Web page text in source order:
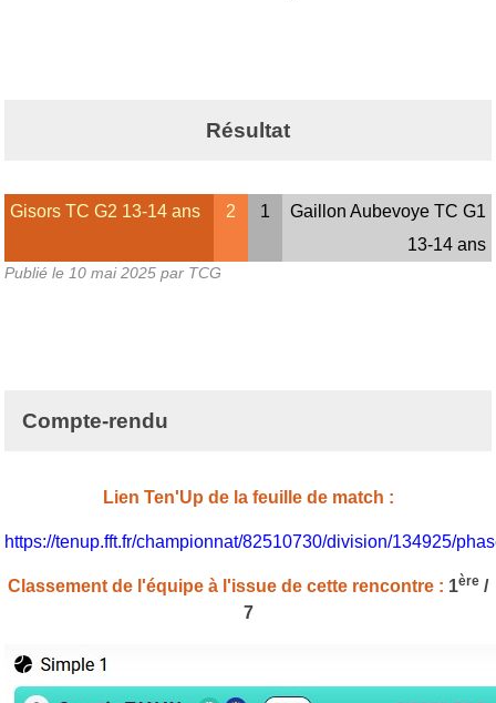
Résultat
Gisors TC G2 13-14 ans 2 1
Gaillon Aubevoye TC G1
13-14 ans
Publié le 10 mai 2025 par TCG
Compte-rendu
Lien Ten'Up de la feuille de match :
https://tenup.fft.fr/championnat/82510730/division/134925/
Classement de l'équipe à l'issue de cette rencontre : 1ère /
7